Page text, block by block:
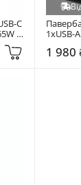
C
1xUSB-
1 980